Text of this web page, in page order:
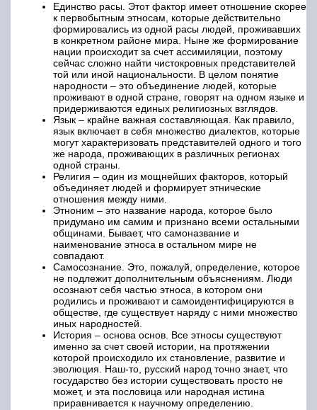
Единство расы. Этот фактор имеет отношение скорее
к первобытным этносам, которые действительно
формировались из одной расы людей, проживавших
в конкретном районе мира. Ныне же формирование
нации происходит за счет ассимиляции, поэтому
сейчас сложно найти чистокровных представителей
той или иной национальности. В целом понятие
народности – это объединение людей, которые
проживают в одной стране, говорят на одном языке и
придерживаются единых религиозных взглядов.
Язык – крайне важная составляющая. Как правило,
язык включает в себя множество диалектов, которые
могут характеризовать представителей одного и того
же народа, проживающих в различных регионах
одной страны.
Религия – один из мощнейших факторов, который
объединяет людей и формирует этнические
отношения между ними.
Этноним – это название народа, которое было
придумано им самим и признано всеми остальными
общинами. Бывает, что самоназвание и
наименование этноса в остальном мире не
совпадают.
Самосознание. Это, пожалуй, определение, которое
не подлежит дополнительным объяснениям. Люди
осознают себя частью этноса, в котором они
родились и проживают и самоидентифицируются в
обществе, где существует наряду с ними множество
иных народностей.
История – основа основ. Все этносы существуют
именно за счет своей истории, на протяжении
которой происходило их становление, развитие и
эволюция. Наш-то, русский народ точно знает, что
государство без истории существовать просто не
может, и эта пословица или народная истина
приравнивается к научному определению.